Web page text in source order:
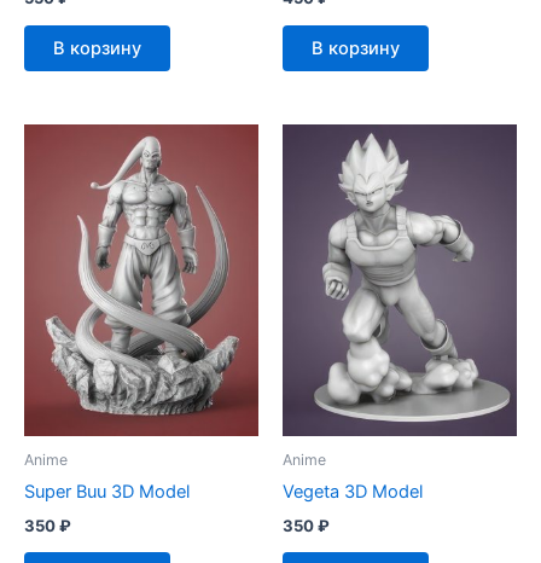
В корзину В корзину
Anime
Super Buu 3D Model
350₽
Anime
Vegeta 3D Model
350₽